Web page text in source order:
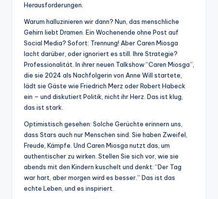
Herausforderungen.
Warum halluzinieren wir dann? Nun, das menschliche
Gehirn liebt Dramen. Ein Wochenende ohne Post auf
Social Media? Sofort: Trennung! Aber Caren Miosga
lacht darüber, oder ignoriert es still. Ihre Strategie?
Professionalität. In ihrer neuen Talkshow “Caren Miosga”,
die sie 2024 als Nachfolgerin von Anne Will startete,
lädt sie Gäste wie Friedrich Merz oder Robert Habeck
ein – und diskutiert Politik, nicht ihr Herz. Das ist klug,
das ist stark.
Optimistisch gesehen: Solche Gerüchte erinnern uns,
dass Stars auch nur Menschen sind. Sie haben Zweifel,
Freude, Kämpfe. Und Caren Miosga nutzt das, um
authentischer zu wirken. Stellen Sie sich vor, wie sie
abends mit den Kindern kuschelt und denkt: “Der Tag
war hart, aber morgen wird es besser.” Das ist das
echte Leben, und es inspiriert.